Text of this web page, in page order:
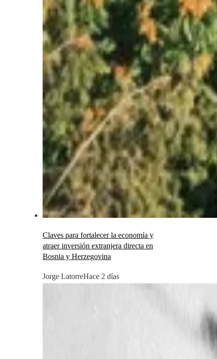
Claves para fortalecer la economía y
atraer inversión extranjera directa en
Bosnia y Herzegovina
Jorge LatorreHace 2 días